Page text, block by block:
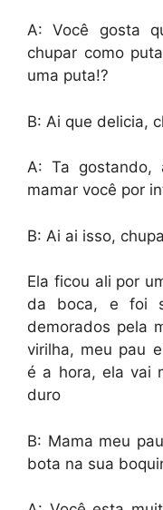
A: Você gosta
chupar como
uma puta!?
B: Ai que delicia,
A: Ta gostando,
mamar você por
B: Ai ai isso,
Ela ficou ali por
da boca, e foi
demorados pela
virilha, meu pau
é a hora, ela vai
duro
B: Mama meu
bota na sua